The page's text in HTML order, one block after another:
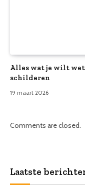
Alles wat je wilt
schilderen
19 maart 2026
Comments are closed.
Laatste